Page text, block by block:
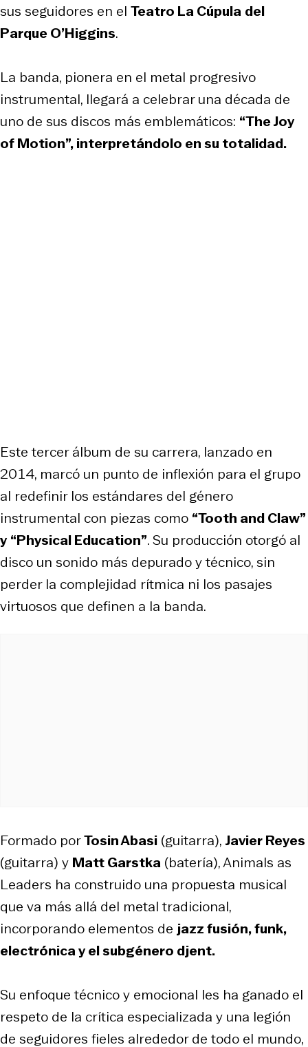
sus seguidores en el Teatro La Cúpula del
Parque O’Higgins.
La banda, pionera en el metal progresivo
instrumental, llegará a celebrar una década de
uno de sus discos más emblemáticos: “The Joy
of Motion”, interpretándolo en su totalidad.
Este tercer álbum de su carrera, lanzado en
2014, marcó un punto de inflexión para el grupo
al redefinir los estándares del género
instrumental con piezas como “Tooth and Claw”
y “Physical Education”. Su producción otorgó al
disco un sonido más depurado y técnico, sin
perder la complejidad rítmica ni los pasajes
virtuosos que definen a la banda.
Formado porTosin Abasi (guitarra), Javier Reyes
(guitarra) y Matt Garstka (batería), Animals as
Leaders ha construido una propuesta musical
que va más allá del metal tradicional,
incorporando elementos de jazz fusión, funk,
electrónica y el subgénero djent.
Su enfoque técnico y emocional les ha ganado el
respeto de la crítica especializada y una legión
de seguidores fieles alrededor de todo el mundo,